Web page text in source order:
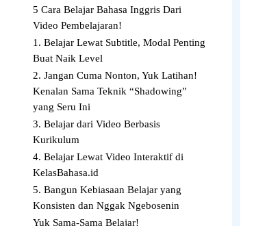
5 Cara Belajar Bahasa Inggris Dari
Video Pembelajaran!
1. Belajar Lewat Subtitle, Modal Penting
Buat Naik Level
2. Jangan Cuma Nonton, Yuk Latihan!
Kenalan Sama Teknik “Shadowing”
yang Seru Ini
3. Belajar dari Video Berbasis
Kurikulum
4. Belajar Lewat Video Interaktif di
KelasBahasa.id
5. Bangun Kebiasaan Belajar yang
Konsisten dan Nggak Ngebosenin
Yuk Sama-Sama Belajar!